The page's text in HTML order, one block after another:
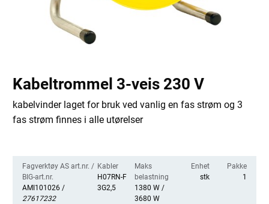
Kabeltrommel 3-veis 230 V
kabelvinder laget for bruk ved vanlig en fas strøm og 3
fas strøm finnes i alle utørelser
Fagverktøy AS art.nr. /
BIG-art.nr.
AMI101026 /
27617232
Kabler
H07RN-F
3G2,5
Maks
belastning
1380 W /
3680 W
Enhet
stk
Pakke
1